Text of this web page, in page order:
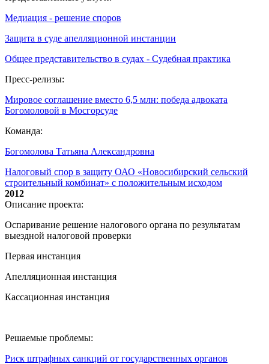
Медиация - решение споров
Защита в суде апелляционной инстанции
Общее представительство в судах - Судебная практика
Пресс-релизы:
Мировое соглашение вместо 6,5 млн: победа адвоката
Богомоловой в Мосгорсуде
Команда:
Богомолова Татьяна Александровна
Налоговый спор в защиту ОАО «Новосибирский сельский
строительный комбинат» с положительным исходом
2012
Описание проекта:
Оспаривание решение налогового органа по результатам
выездной налоговой проверки
Первая инстанция
Апелляционная инстанция
Кассационная инстанция
Решаемые проблемы:
Риск штрафных санкций от государственных органов